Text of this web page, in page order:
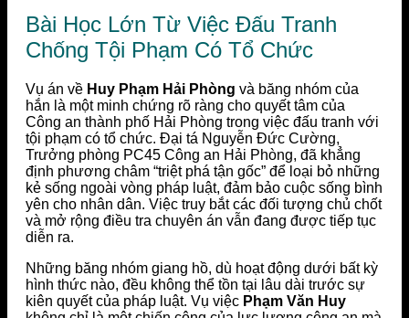
Bài Học Lớn Từ Việc Đấu Tranh
Chống Tội Phạm Có Tổ Chức
Vụ án về Huy Phạm Hải Phòng và băng nhóm của
hắn là một minh chứng rõ ràng cho quyết tâm của
Công an thành phố Hải Phòng trong việc đấu tranh với
tội phạm có tổ chức. Đại tá Nguyễn Đức Cường,
Trưởng phòng PC45 Công an Hải Phòng, đã khẳng
định phương châm “triệt phá tận gốc” để loại bỏ những
kẻ sống ngoài vòng pháp luật, đảm bảo cuộc sống bình
yên cho nhân dân. Việc truy bắt các đối tượng chủ chốt
và mở rộng điều tra chuyên án vẫn đang được tiếp tục
diễn ra.
Những băng nhóm giang hồ, dù hoạt động dưới bất kỳ
hình thức nào, đều không thể tồn tại lâu dài trước sự
kiên quyết của pháp luật. Vụ việc Phạm Văn Huy